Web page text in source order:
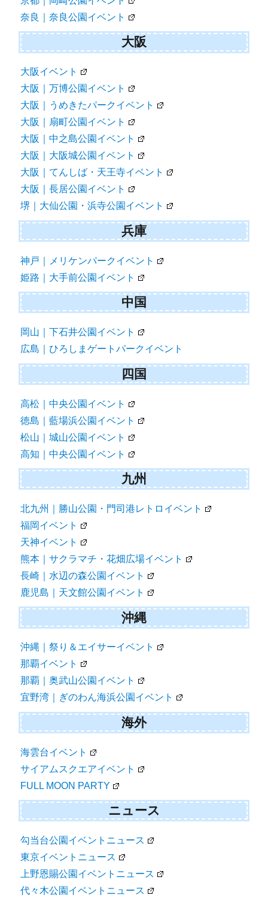
奈良｜奈良公園イベント
大阪
大阪イベント
大阪｜万博公園イベント
大阪｜うめきたパークイベント
大阪｜扇町公園イベント
大阪｜中之島公園イベント
大阪｜大阪城公園イベント
大阪｜てんしば・天王寺イベント
大阪｜長居公園イベント
堺｜大仙公園・浜寺公園イベント
兵庫
神戸｜メリケンパークイベント
姫路｜大手前公園イベント
中国
岡山｜下石井公園イベント
広島｜ひろしまゲートパークイベント
四国
高松｜中央公園イベント
徳島｜藍場浜公園イベント
松山｜城山公園イベント
高知｜中央公園イベント
九州
北九州｜勝山公園・門司港レトロイベント
福岡イベント
天神イベント
熊本｜サクラマチ・花畑広場イベント
長崎｜水辺の森公園イベント
鹿児島｜天文館公園イベント
沖縄
沖縄｜祭り＆エイサーイベント
那覇イベント
那覇｜奥武山公園イベント
宜野湾｜ぎのわん海浜公園イベント
海外
海雲台イベント
サイアムスクエアイベント
FULL MOON PARTY
ニュース
勾当台公園イベントニュース
東京イベントニュース
上野恩賜公園イベントニュース
代々木公園イベントニュース